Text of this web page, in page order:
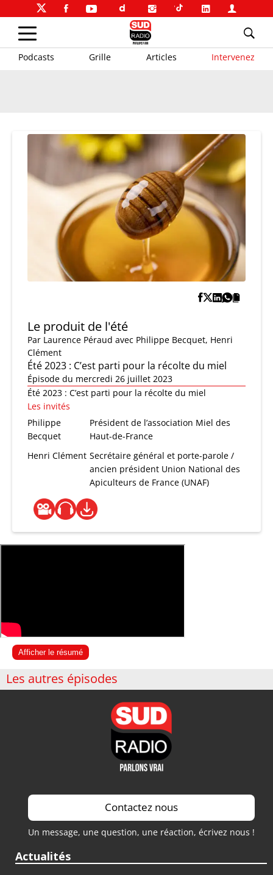
Podcasts Grille Articles Intervenez
Le produit de l'été
Par Laurence Péraud avec Philippe Becquet, Henri
Clément
Été 2023 : C’est parti pour la récolte du miel
Épisode du mercredi 26 juillet 2023
Été 2023 : C’est parti pour la récolte du miel
Les invités
Philippe
Becquet
Président de l’association Miel des
Haut-de-France
Henri Clément Secrétaire général et porte-parole /
ancien président Union National des
Apiculteurs de France (UNAF)
Afficher le résumé
Les autres épisodes
Contactez nous
Un message, une question, une réaction, écrivez nous !
Actualités